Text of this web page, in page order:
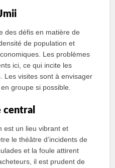
des défis en matière de
de population et
Les problèmes
ici, ce qui incite les
Les visites sont à envisager
groupe si possible.
central
est un lieu vibrant et
le théâtre d’incidents de
et la foule attirent
il est prudent de